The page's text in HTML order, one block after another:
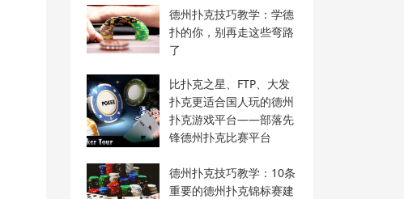
德州扑克技巧教学：学德
扑的你，别再走这些弯路
了
比扑克之星、FTP、大发
扑克更适合国人玩的德州
扑克游戏平台——部落先
锋德州扑克比赛平台
德州扑克技巧教学：10条
重要的德州扑克锦标赛建